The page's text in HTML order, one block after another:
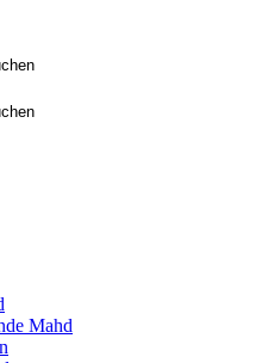
Mahd